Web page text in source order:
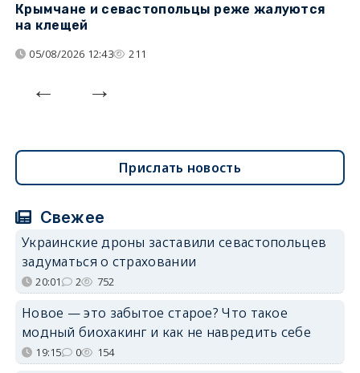
Крымчане и севастопольцы реже жалуются
на клещей
05/08/2026 12:43 211
Прислать новость
Свежее
Украинские дроны заставили севастопольцев
задуматься о страховании
20:01 2 752
Новое — это забытое старое? Что такое
модный биохакинг и как не навредить себе
19:15 0 154